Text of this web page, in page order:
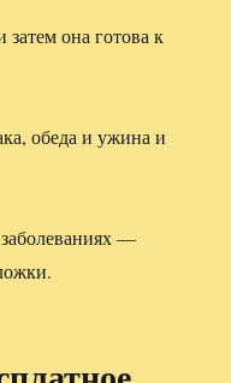
затем она готова к
обеда и ужина и
—